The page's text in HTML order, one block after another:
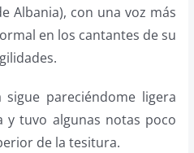
Albania), con una voz más
en los cantantes de su
pareciéndome ligera
y tuvo algunas notas poco
de la tesitura.